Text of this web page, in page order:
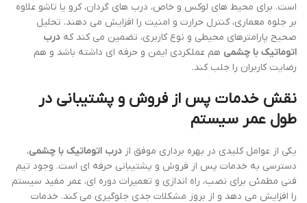
است. برای محیط های لوکس و خاص، درب های گردان، کرو یا تاشو علاوه
بر جلوه معماری، کنترل حرارت و امنیت را افزایش می دهند. تحلیل
صحیح پارامترهای محیطی و نوع کاربری، تضمین می کند که درب
اتوماتیک با چشمی هم عملکردی ایمن و حرفه ای داشته باشد و هم
رضایت کاربران را جلب کند.
نقش خدمات پس از فروش و پشتیبانی در
طول عمر سیستم
یکی از عوامل کلیدی در بهره برداری موفق از درب اتوماتیک با چشمی،
دسترسی به خدمات پس از فروش و پشتیبانی حرفه ای است. وجود تیم
فنی مطمئن برای نصب، راه اندازی و تعمیرات دوره ای، عمر مفید سیستم
را افزایش می دهد و از بروز مشکلات جدی جلوگیری می کند. خدمات